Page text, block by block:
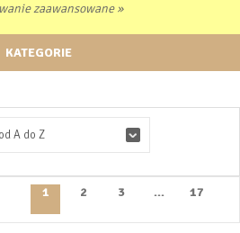
zaawansowane »
KATEGORIE
od A do Z
1 2 3 ... 17